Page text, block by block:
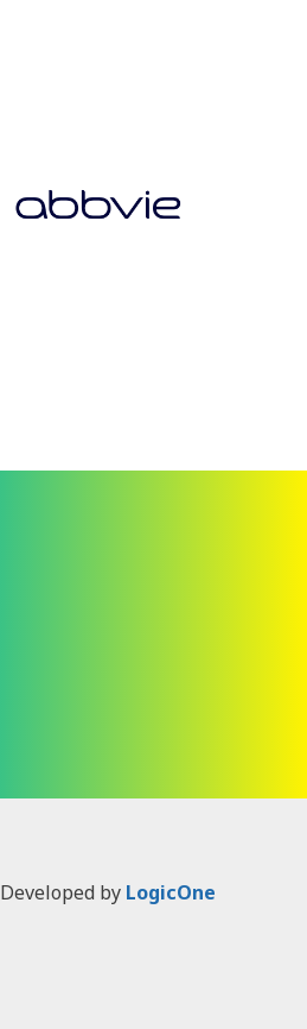
Developed by LogicOne